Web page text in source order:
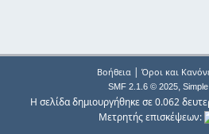
Βοήθεια| Όροι και
SMF 2.1.6 © 2025,
Η σελίδα δημιουργήθηκε σε 0.062
Μετρητής επισκέψεων: